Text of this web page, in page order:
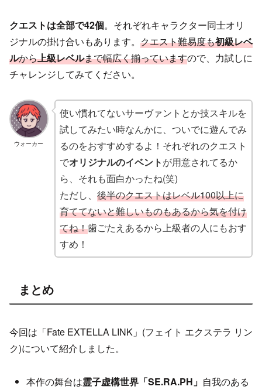
クエストは全部で42個。それぞれキャラクター同士オリ
ジナルの掛け合いもあります。 クエスト難易度も初級レベ
ルから上級レベルまで幅広く揃っていますので、力試しに
チャレンジしてみてください。
ウォーカー
使い慣れてないサーヴァントとか技スキルを
試してみたい時なんかに、ついでに遊んでみ
るのをおすすめするよ！それぞれのクエスト
でオリジナルのイベントが用意されてるか
ら、それも面白かったね(笑)
ただし、 後半のクエストはレベル100以上に
育ててないと難しいものもあるから気を付け
てね！歯ごたえあるから上級者の人にもおす
すめ！
まとめ
今回は「Fate EXTELLA LINK」(フェイト エクステラ リン
ク)について紹介しました。
本作の舞台は霊子虚構世界「SE.RA.PH」 自我のある